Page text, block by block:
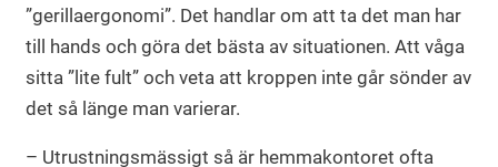
”gerillaergonomi”. Det handlar om att ta det man har
till hands och göra det bästa av situationen. Att våga
sitta ”lite fult” och veta att kroppen inte går sönder av
det så länge man varierar.
– Utrustningsmässigt så är hemmakontoret ofta